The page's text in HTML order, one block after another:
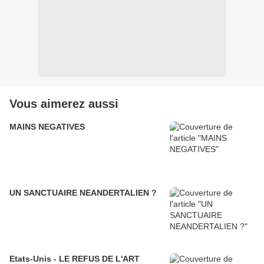
Vous aimerez aussi
MAINS NEGATIVES
UN SANCTUAIRE NEANDERTALIEN ?
Etats-Unis - LE REFUS DE L'ART